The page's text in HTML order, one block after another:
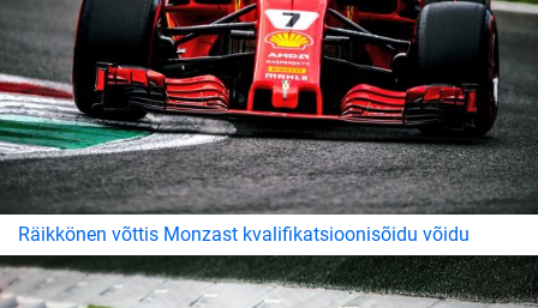
Räikkönen võttis Monzast kvalifikatsioonisõidu võidu